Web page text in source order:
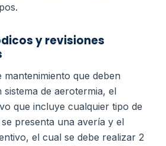
y revisiones
mantenimiento que deben
de aerotermia, el
que incluye cualquier tipo de
presenta una avería y el
el cual se debe realizar 2